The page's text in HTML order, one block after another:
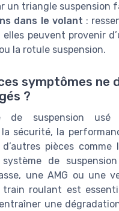
un triangle suspension
dans le volant :
elles peuvent provenir
la rotule suspension.
symptômes ne
?
de suspension usé
sécurité, la
d’autres pièces
de
une AMG ou une
train roulant est
une